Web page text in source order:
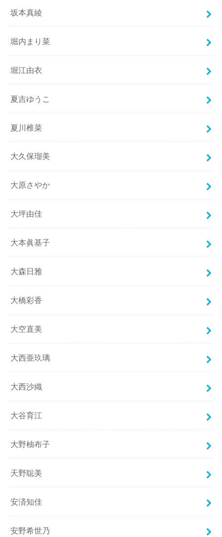
坂本真綾
堀内まり菜
堀江由衣
夏吉ゆうこ
夏川椎菜
大久保瑠美
大原さやか
大坪由佳
大本眞基子
大森日雅
大橋彩香
大空直美
大西亜玖璃
大西沙織
大谷育江
大野柚布子
天野聡美
安済知佳
安野希世乃